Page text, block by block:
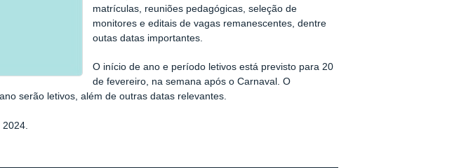
matrículas, reuniões pedagógicas, seleção de
monitores e editais de vagas remanescentes, dentre
outas datas importantes.
O início de ano e período letivos está previsto para 20
de fevereiro, na semana após o Carnaval. O
serão letivos, além de outras datas relevantes.
2024.